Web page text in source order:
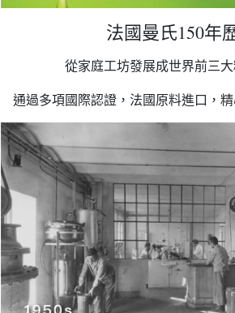
法國曼氏150年
從家庭工坊發展成世界前三
通過多項國際認證，法國原料進口，